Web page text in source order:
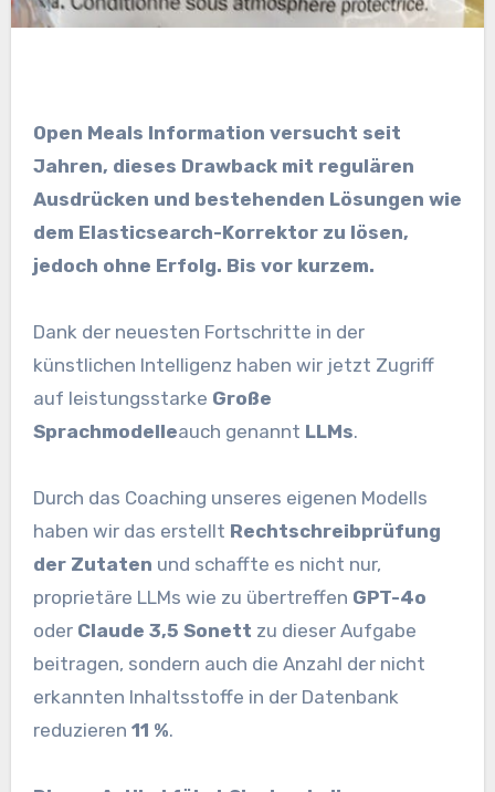
Open Meals Information versucht seit
Jahren, dieses Drawback mit regulären
Ausdrücken und bestehenden Lösungen wie
dem Elasticsearch-Korrektor zu lösen,
jedoch ohne Erfolg. Bis vor kurzem.
Dank der neuesten Fortschritte in der
künstlichen Intelligenz haben wir jetzt Zugriff
auf leistungsstarke Große
Sprachmodelleauch genannt LLMs.
Durch das Coaching unseres eigenen Modells
haben wir das erstellt Rechtschreibprüfung
der Zutaten und schaffte es nicht nur,
proprietäre LLMs wie zu übertreffen GPT-4o
oder Claude 3,5 Sonett zu dieser Aufgabe
beitragen, sondern auch die Anzahl der nicht
erkannten Inhaltsstoffe in der Datenbank
reduzieren 11 %.